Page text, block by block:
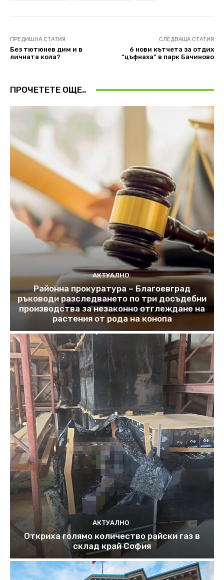
ПРЕДИШНА СТАТИЯ
Без тютюнев дим и в
личната кола?
СЛЕДВАЩА СТАТИЯ
6 нови кътчета за отдих
“цъфнаха” в парк Бачиново
ПРОЧЕТЕТЕ ОЩЕ..
АКТУАЛНО
Районна прокуратура – Благоевград
ръководи разследването по три досъдебни
производства за незаконно отглеждане на
растения от рода на конопа
АКТУАЛНО
Откриха голямо количество райски газ в
склад край София